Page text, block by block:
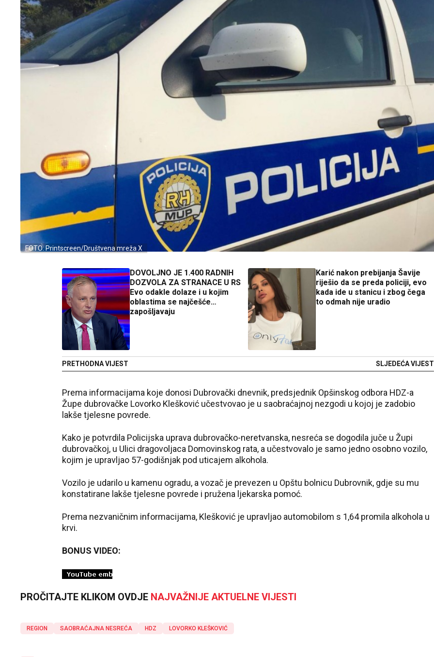
FOTO: Printscreen/Društvena mreža X
DOVOLJNO JE 1.400 RADNIH
DOZVOLA ZA STRANACE U RS
Evo odakle dolaze i u kojim
oblastima se najčešće
zapošljavaju
PRETHODNA VIJEST
Karić nakon prebijanja Šavije
riješio da se preda policiji, evo
kada ide u stanicu i zbog čega
to odmah nije uradio
SLJEDEĆA VIJEST
Prema informacijama koje donosi Dubrovački dnevnik, predsjednik Opšinskog odbora HDZ-a
Župe dubrovačke Lovorko Klešković učestvovao je u saobraćajnoj nezgodi u kojoj je zadobio
lakše tjelesne povrede.
Kako je potvrdila Policijska uprava dubrovačko-neretvanska, nesreća se dogodila juče u Župi
dubrovačkoj, u Ulici dragovoljaca Domovinskog rata, a učestvovalo je samo jedno osobno vozilo,
kojim je upravljao 57-godišnjak pod uticajem alkohola.
Vozilo je udarilo u kamenu ogradu, a vozač je prevezen u Opštu bolnicu Dubrovnik, gdje su mu
konstatirane lakše tjelesne povrede i pružena ljekarska pomoć.
Prema nezvaničnim informacijama, Klešković je upravljao automobilom s 1,64 promila alkohola u
krvi.
BONUS VIDEO:
PROČITAJTE KLIKOM OVDJE NAJVAŽNIJE AKTUELNE VIJESTI
REGION SAOBRAĆAJNA NESREĆA HDZ LOVORKO KLEŠKOVIĆ